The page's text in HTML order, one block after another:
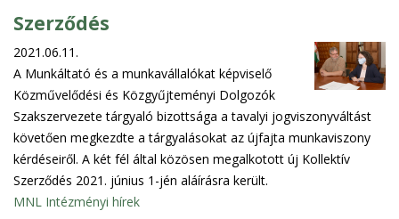
Szerződés
2021.06.11.
A Munkáltató és a munkavállalókat képviselő
Közművelődési és Közgyűjteményi Dolgozók
Szakszervezete tárgyaló bizottsága a tavalyi jogviszonyváltást
követően megkezdte a tárgyalásokat az újfajta munkaviszony
kérdéseiről. A két fél által közösen megalkotott új Kollektív
Szerződés 2021. június 1-jén aláírásra került.
MNL Intézményi hírek